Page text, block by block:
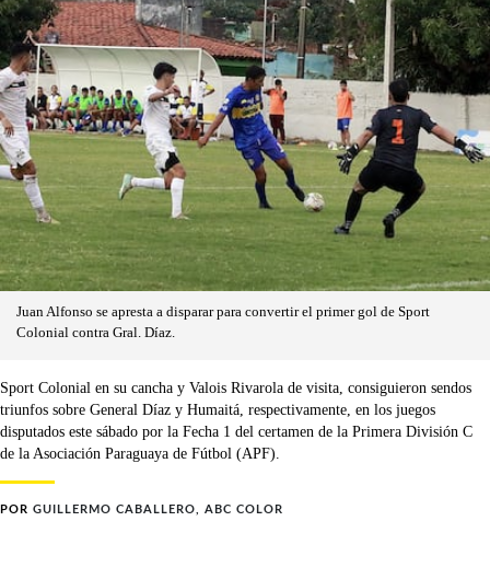
Juan Alfonso se apresta a disparar para convertir el primer gol de Sport
Colonial contra Gral. Díaz.
Sport Colonial en su cancha y Valois Rivarola de visita, consiguieron sendos
triunfos sobre General Díaz y Humaitá, respectivamente, en los juegos
disputados este sábado por la Fecha 1 del certamen de la Primera División C
de la Asociación Paraguaya de Fútbol (APF).
POR GUILLERMO CABALLERO, ABC COLOR